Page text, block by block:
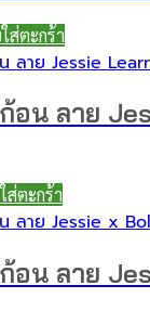
ส่ตะกร้า
อน ลาย
ส่ตะกร้า
อน ลาย